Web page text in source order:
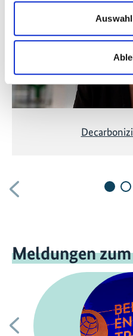
Vorherige
hier, um die Cookies zu
Meldungen
Vorherige